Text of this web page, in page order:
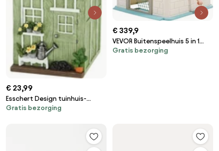
€ 23,99
Esschert Design tuinhuis-
nestkast - LxBxH: 14x13,3x25,1cm
Gratis bezorging
€ 339,9
VEVOR Buitenspeelhuis 5 in 1
Tuinhuis
Gratis bezorging